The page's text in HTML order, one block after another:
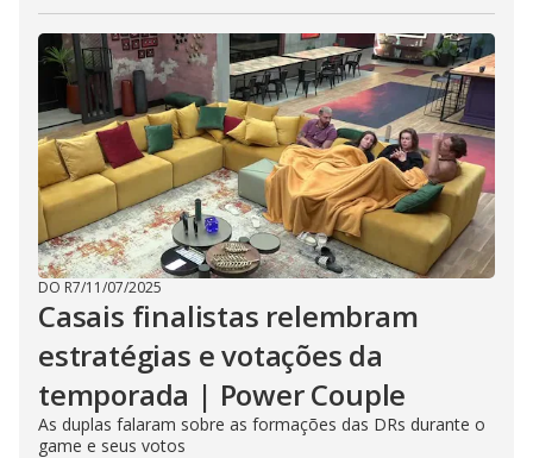
DO R7/11/07/2025
Casais finalistas relembram
estratégias e votações da
temporada | Power Couple
As duplas falaram sobre as formações das DRs durante o
game e seus votos